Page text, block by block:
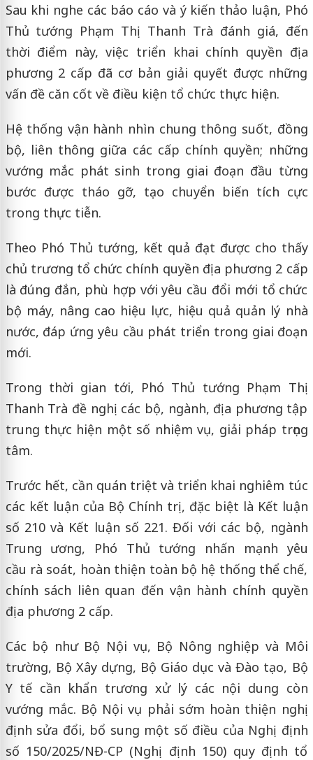
Sau khi nghe các báo cáo và ý kiến thảo luận, Phó
Thủ tướng Phạm Thị Thanh Trà đánh giá, đến
thời điểm này, việc triển khai chính quyền địa
phương 2 cấp đã cơ bản giải quyết được những
vấn đề căn cốt về điều kiện tổ chức thực hiện.
Hệ thống vận hành nhìn chung thông suốt, đồng
bộ, liên thông giữa các cấp chính quyền; những
vướng mắc phát sinh trong giai đoạn đầu từng
bước được tháo gỡ, tạo chuyển biến tích cực
trong thực tiễn.
Theo Phó Thủ tướng, kết quả đạt được cho thấy
chủ trương tổ chức chính quyền địa phương 2 cấp
là đúng đắn, phù hợp với yêu cầu đổi mới tổ chức
bộ máy, nâng cao hiệu lực, hiệu quả quản lý nhà
nước, đáp ứng yêu cầu phát triển trong giai đoạn
mới.
Trong thời gian tới, Phó Thủ tướng Phạm Thị
Thanh Trà đề nghị các bộ, ngành, địa phương tập
trung thực hiện một số nhiệm vụ, giải pháp trọng
tâm.
Trước hết, cần quán triệt và triển khai nghiêm túc
các kết luận của Bộ Chính trị, đặc biệt là Kết luận
số 210 và Kết luận số 221. Đối với các bộ, ngành
Trung ương, Phó Thủ tướng nhấn mạnh yêu
cầu rà soát, hoàn thiện toàn bộ hệ thống thể chế,
chính sách liên quan đến vận hành chính quyền
địa phương 2 cấp.
Các bộ như Bộ Nội vụ, Bộ Nông nghiệp và Môi
trường, Bộ Xây dựng, Bộ Giáo dục và Đào tạo, Bộ
Y tế cần khẩn trương xử lý các nội dung còn
vướng mắc. Bộ Nội vụ phải sớm hoàn thiện nghị
định sửa đổi, bổ sung một số điều của Nghị định
số 150/2025/NĐ-CP (Nghị định 150) quy định tổ